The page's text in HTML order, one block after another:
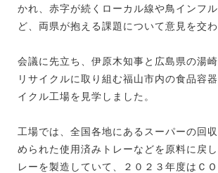
かれ、赤字が続くローカル線や鳥インフ
ど、両県が抱える課題について意見を交わ
会議に先立ち、伊原木知事と広島県の湯
リサイクルに取り組む福山市内の食品容
イクル工場を見学しました。
工場では、全国各地にあるスーパーの回
められた使用済みトレーなどを原料に戻
レーを製造していて、２０２３年度はＣ